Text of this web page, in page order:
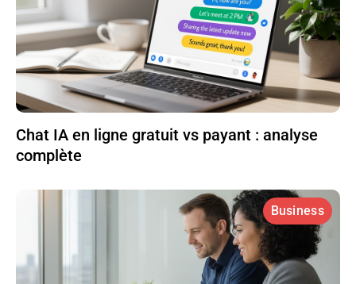
Chat IA en ligne gratuit vs payant : analyse
complète
Business